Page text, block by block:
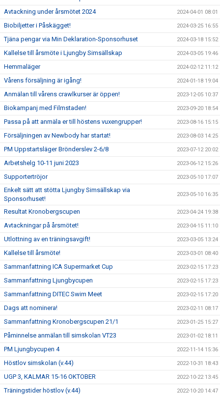
Avtackning under årsmötet 2024 2024-04-01 08:01
Biobiljetter i Påskägget! 2024-03-25 16:55
Tjäna pengar via Min Deklaration-Sponsorhuset 2024-03-18 15:52
Kallelse till årsmöte i Ljungby Simsällskap 2024-03-05 19:46
Hemmaläger 2024-02-12 11:12
Vårens försäljning är igång! 2024-01-18 19:04
Anmälan till vårens crawlkurser är öppen! 2023-12-05 10:37
Biokampanj med Filmstaden! 2023-09-20 18:54
Passa på att anmäla er till höstens vuxengrupper! 2023-08-16 15:15
Försäljningen av Newbody har startat! 2023-08-03 14:25
PM Uppstartsläger Brönderslev 2-6/8 2023-07-12 20:02
Arbetshelg 10-11 juni 2023 2023-06-12 15:26
Supportertröjor 2023-05-10 17:07
Enkelt sätt att stötta Ljungby Simsällskap via
Sponsorhuset!
2023-05-10 16:35
Resultat Kronobergscupen 2023-04-24 19:38
Avtackningar på årsmötet! 2023-04-15 11:10
Utlottning av en träningsavgift! 2023-03-05 13:24
Kallelse till årsmöte! 2023-03-01 08:40
Sammanfattning ICA Supermarket Cup 2023-02-15 17:23
Sammanfattning Ljungbycupen 2023-02-15 17:23
Sammanfattning DITEC Swim Meet 2023-02-15 17:20
Dags att nominera! 2023-02-11 08:17
Sammanfattning Kronobergscupen 21/1 2023-01-25 15:27
Påminnelse anmälan till simskolan VT23 2023-01-02 18:11
PM Ljungbycupen 4 2022-11-14 15:36
Höstlov simskolan (v.44) 2022-10-31 18:43
UGP 3, KALMAR 15-16 OKTOBER 2022-10-22 13:45
Träningstider höstlov (v.44) 2022-10-20 14:47